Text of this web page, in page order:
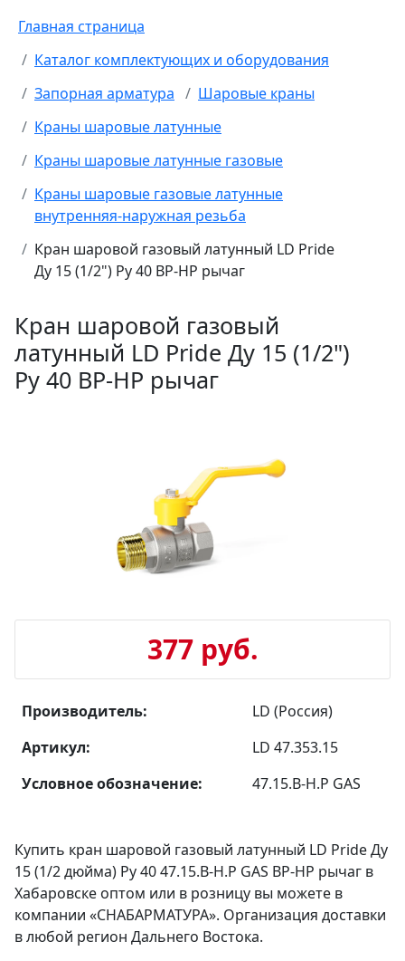
Главная страница
Каталог комплектующих и оборудования
Запорная арматура
Шаровые краны
Краны шаровые латунные
Краны шаровые латунные газовые
Краны шаровые газовые латунные
внутренняя-наружная резьба
Кран шаровой газовый латунный LD Pride
Ду 15 (1/2") Ру 40 ВР-НР рычаг
Кран шаровой газовый
латунный LD Pride Ду 15 (1/2")
Ру 40 ВР-НР рычаг
377 руб.
Производитель:
LD (Россия)
Артикул:
LD 47.353.15
Условное обозначение:
47.15.В-Н.Р GAS
Купить кран шаровой газовый латунный LD Pride Ду
15 (1/2 дюйма) Ру 40 47.15.В-Н.Р GAS ВР-НР рычаг в
Хабаровске оптом или в розницу вы можете в
компании «СНАБАРМАТУРА». Организация доставки
в любой регион Дальнего Востока.